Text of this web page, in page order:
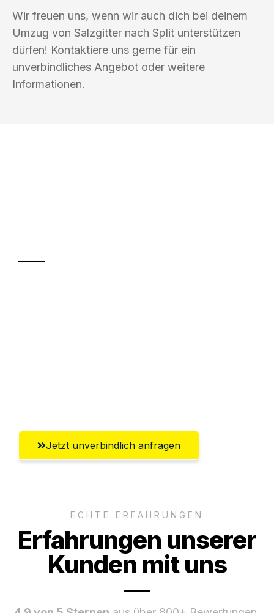
Wir freuen uns, wenn wir auch dich bei deinem
Umzug von Salzgitter nach Split unterstützen
dürfen! Kontaktiere uns gerne für ein
unverbindliches Angebot oder weitere
Informationen.
Jetzt unverbindlich anfragen
ECHTE ERFAHRUNGEN
Erfahrungen unserer
Kunden mit uns